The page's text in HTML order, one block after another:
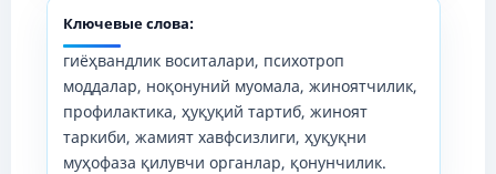
Ключевые слова:
гиёҳвандлик воситалари, психотроп
моддалар, ноқонуний муомала, жиноятчилик,
профилактика, ҳуқуқий тартиб, жиноят
таркиби, жамият хавфсизлиги, ҳуқуқни
муҳофаза қилувчи органлар, қонунчилик.